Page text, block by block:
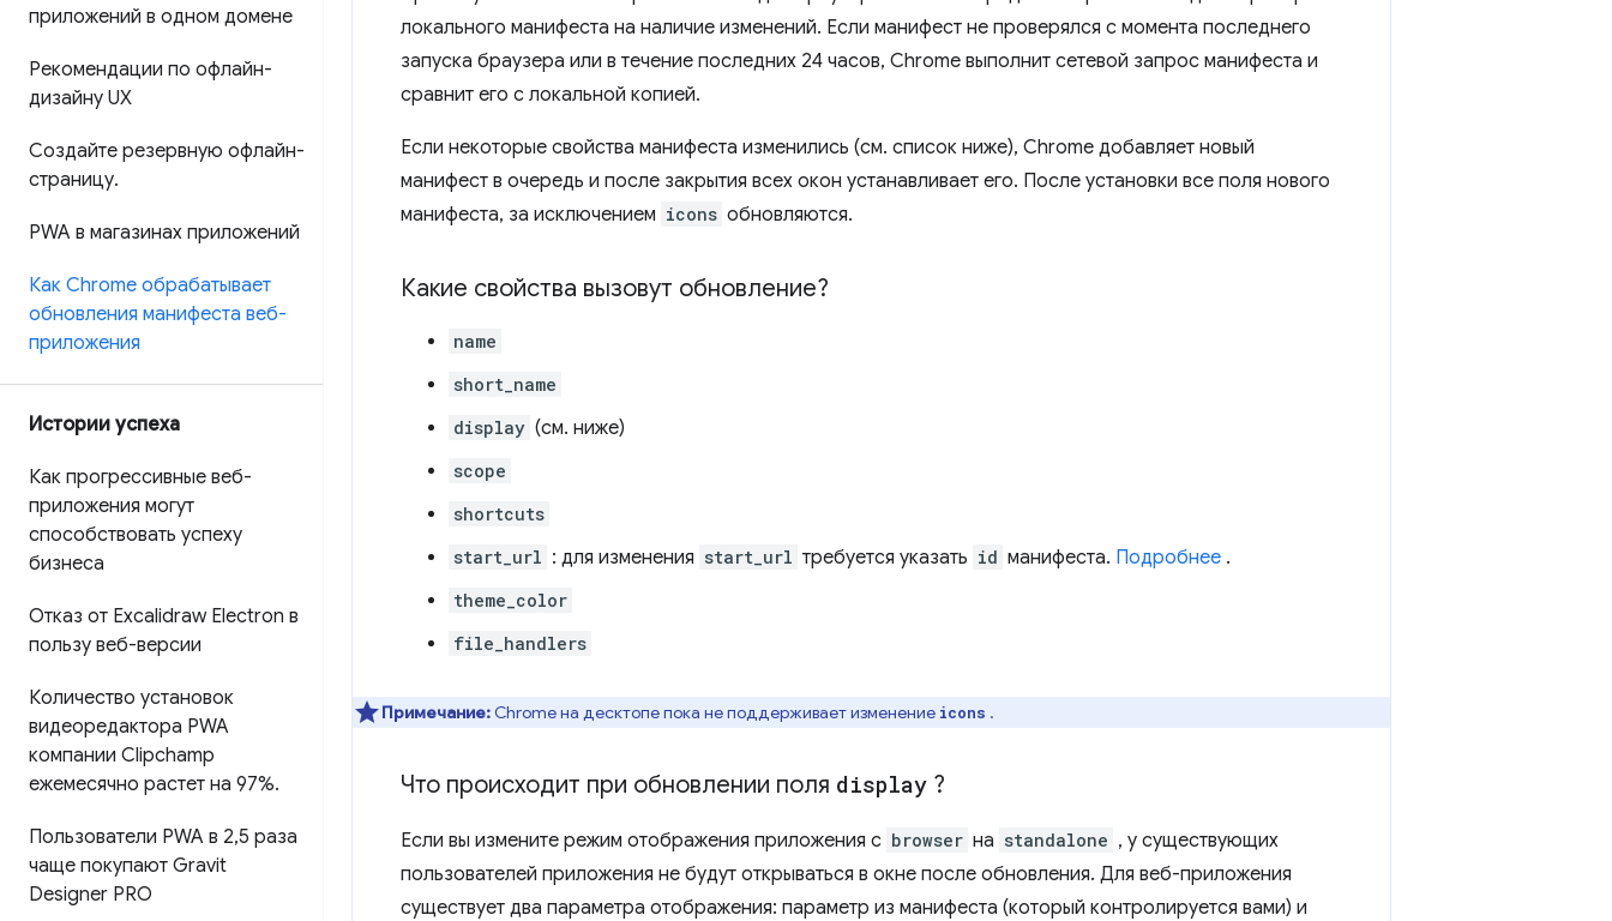
приложений в одном домене
Рекомендации по офлайн-
дизайну UX
Создайте резервную офлайн-
страницу.
PWA в магазинах приложений
Как Chrome обрабатывает
обновления манифеста веб-
приложения
Истории успеха
Как прогрессивные веб-
приложения могут
способствовать успеху
бизнеса
Отказ от Excalidraw Electron в
пользу веб-версии
Количество установок
видеоредактора PWA
компании Clipchamp
ежемесячно растет на 97%.
Пользователи PWA в 2,5 раза
чаще покупают Gravit
Designer PRO
локального манифеста на наличие изменений. Если манифест не проверялся с момента последнего
запуска браузера или в течение последних 24 часов, Chrome выполнит сетевой запрос манифеста и
сравнит его с локальной копией.
Если некоторые свойства манифеста изменились (см. список ниже), Chrome добавляет новый
манифест в очередь и после закрытия всех окон устанавливает его. После установки все поля нового
манифеста, за исключением icons обновляются.
Какие свойства вызовут обновление?
name
short_name
display (см. ниже)
scope
shortcuts
start_url : для изменения start_url требуется указать id манифеста. Подробнее .
theme_color
file_handlers
Примечание: Chrome на десктопе пока не поддерживает изменение icons .
Что происходит при обновлении поля display ?
Если вы измените режим отображения приложения с browser на standalone , у существующих
пользователей приложения не будут открываться в окне после обновления. Для веб-приложения
существует два параметра отображения: параметр из манифеста (который контролируется вами) и